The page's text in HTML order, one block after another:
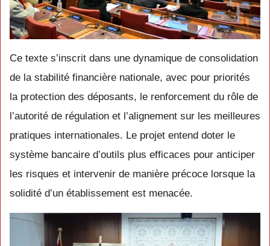
Ce texte s’inscrit dans une dynamique de consolidation
de la stabilité financière nationale, avec pour priorités
la protection des déposants, le renforcement du rôle de
l’autorité de régulation et l’alignement sur les meilleures
pratiques internationales. Le projet entend doter le
système bancaire d’outils plus efficaces pour anticiper
les risques et intervenir de manière précoce lorsque la
solidité d’un établissement est menacée.